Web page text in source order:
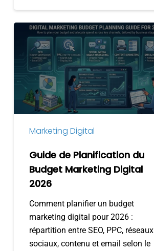
Guide
Planification
du
Budget
Marketing
Digital
Marketing Digital
Guide de Planification du
Budget Marketing Digital
2026
Comment planifier un budget
marketing digital pour 2026 :
répartition entre SEO, PPC, réseaux
sociaux, contenu et email selon le